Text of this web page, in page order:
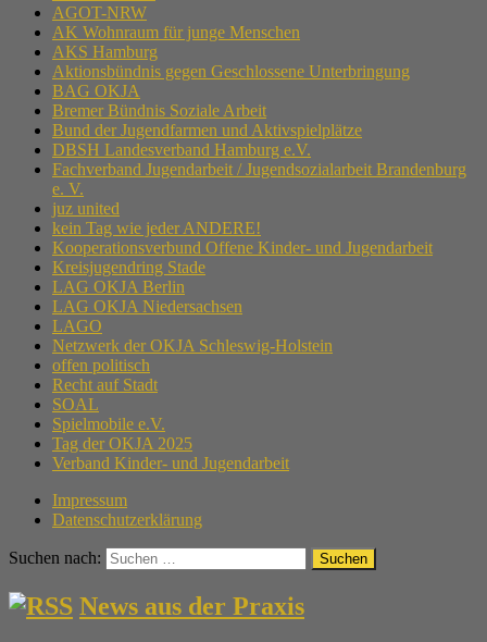
AGOT-NRW
AK Wohnraum für junge Menschen
AKS Hamburg
Aktionsbündnis gegen Geschlossene Unterbringung
BAG OKJA
Bremer Bündnis Soziale Arbeit
Bund der Jugendfarmen und Aktivspielplätze
DBSH Landesverband Hamburg e.V.
Fachverband Jugendarbeit / Jugendsozialarbeit Brandenburg
e. V.
juz united
kein Tag wie jeder ANDERE!
Kooperationsverbund Offene Kinder- und Jugendarbeit
Kreisjugendring Stade
LAG OKJA Berlin
LAG OKJA Niedersachsen
LAGO
Netzwerk der OKJA Schleswig-Holstein
offen politisch
Recht auf Stadt
SOAL
Spielmobile e.V.
Tag der OKJA 2025
Verband Kinder- und Jugendarbeit
Impressum
Datenschutzerklärung
Suchen nach:
News aus der Praxis